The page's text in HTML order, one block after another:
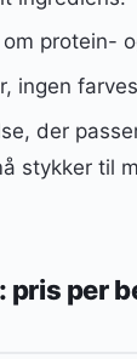
om protein-
ingen
der
stykker til
pris per